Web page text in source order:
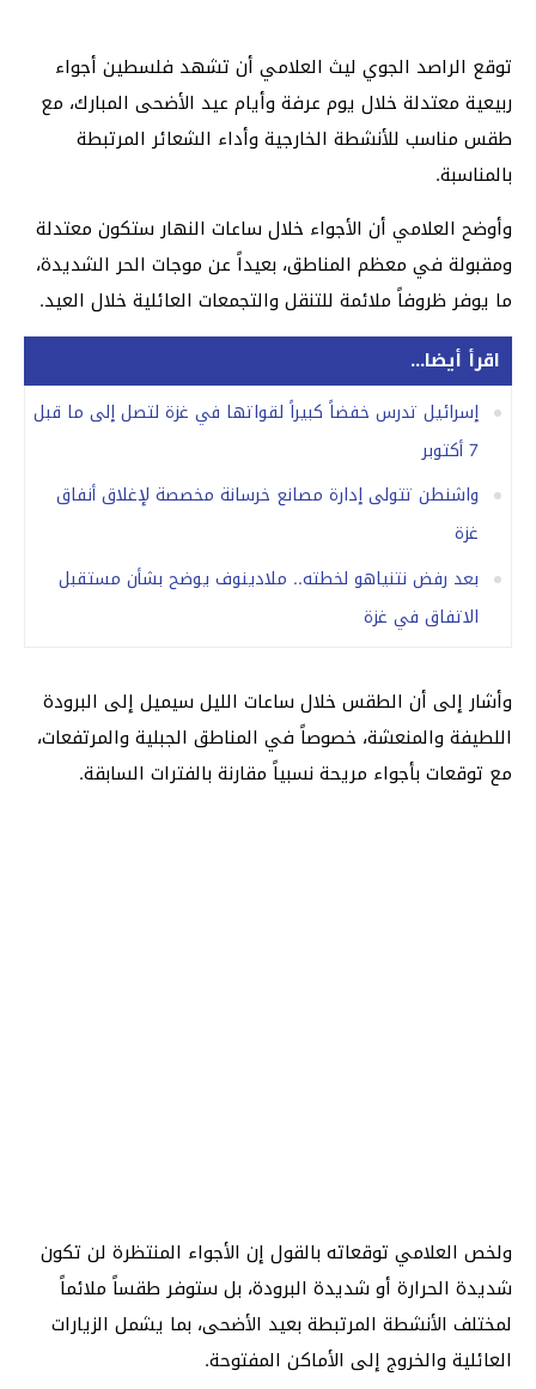
توقع الراصد الجوي ليث العلامي أن تشهد فلسطين أجواء
ربيعية معتدلة خلال يوم عرفة وأيام عيد الأضحى المبارك، مع
طقس مناسب للأنشطة الخارجية وأداء الشعائر المرتبطة
بالمناسبة.
وأوضح العلامي أن الأجواء خلال ساعات النهار ستكون معتدلة
ومقبولة في معظم المناطق، بعيداً عن موجات الحر الشديدة،
ما يوفر ظروفاً ملائمة للتنقل والتجمعات العائلية خلال العيد.
اقرأ أيضا...
إسرائيل تدرس خفضاً كبيراً لقواتها في غزة لتصل إلى ما قبل
7 أكتوبر
واشنطن تتولى إدارة مصانع خرسانة مخصصة لإغلاق أنفاق
غزة
بعد رفض نتنياهو لخطته.. ملادينوف يوضح بشأن مستقبل
الاتفاق في غزة
وأشار إلى أن الطقس خلال ساعات الليل سيميل إلى البرودة
اللطيفة والمنعشة، خصوصاً في المناطق الجبلية والمرتفعات،
مع توقعات بأجواء مريحة نسبياً مقارنة بالفترات السابقة.
ولخص العلامي توقعاته بالقول إن الأجواء المنتظرة لن تكون
شديدة الحرارة أو شديدة البرودة، بل ستوفر طقساً ملائماً
لمختلف الأنشطة المرتبطة بعيد الأضحى، بما يشمل الزيارات
العائلية والخروج إلى الأماكن المفتوحة.